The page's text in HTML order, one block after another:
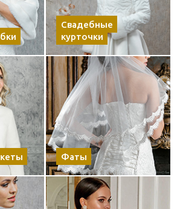
Свадебные
курточки
Фаты